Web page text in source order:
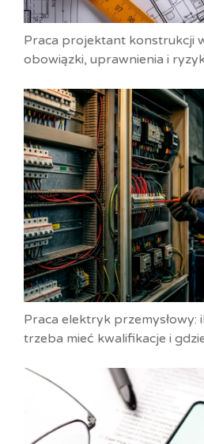
Praca projektant konstrukcji
obowiązki, uprawnienia i
Praca elektryk przemysłowy:
trzeba mieć kwalifikacje i